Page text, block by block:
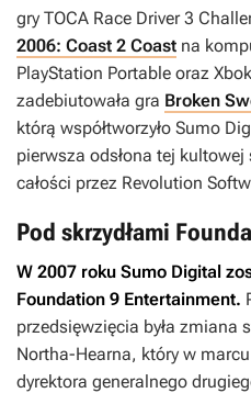
gry TOCA Race Driver 3
2006: Coast 2 Coast na
PlayStation Portable oraz
zadebiutowała gra Broken
którą współtworzyło Sumo
pierwsza odsłona tej
całości przez Revolution
Pod skrzydłami
W 2007 roku Sumo Digital
Foundation 9 Entertainment.
przedsięwzięcia była zmiana
Northa-Hearna, który w
dyrektora generalnego